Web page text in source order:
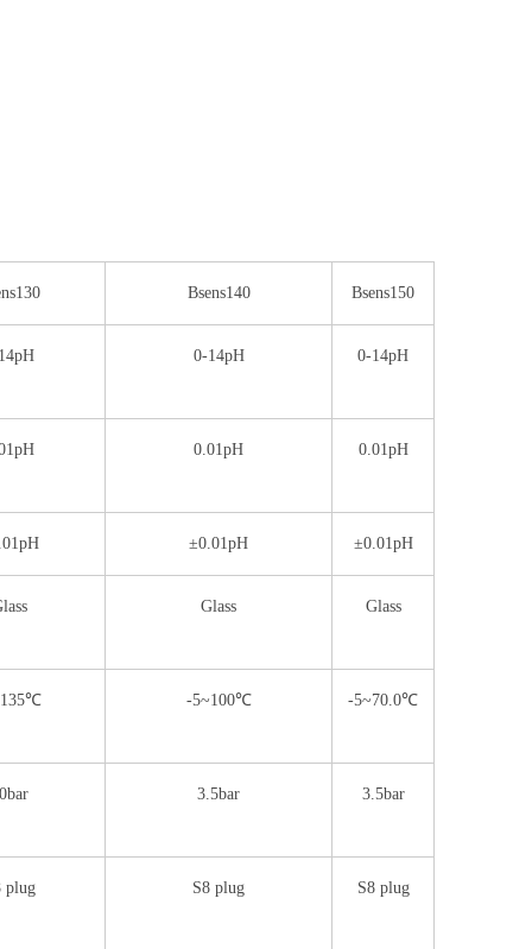
Bsens140 Bsens150
0-14pH 0-14pH
0.01pH 0.01pH
±0.01pH ±0.01pH
Glass Glass
-5~100℃ -5~70.0℃
3.5bar 3.5bar
plug S8 plug S8 plug